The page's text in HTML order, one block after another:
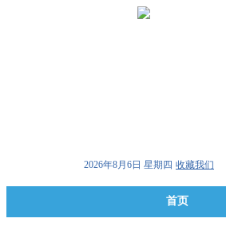
2026年8月6日 星期四 收藏我们
首页